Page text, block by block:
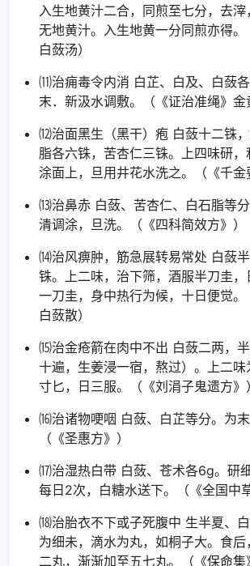
入生地黄汁二合，同煎至七分，去
无地黄汁。入生地黄一分同煎亦得。
白蔹汤）
⑾治痈毒令内消 白芷、白及、白蔹
末．新汲水调敷。（《证治准绳》金
⑿治面黑生（黑干）疱 白蔹十二铢
脂各六铢，苦杏仁三铢。上四味研
涂面上，旦用井花水洗之。（《千金
⒀治鼻赤 白蔹、苦杏仁、白石脂等
清调涂，旦洗。（《四科简效方》）
⒁治风痹肿，筋急展转易常处 白蔹
铢。上二味，治下筛，酒服半刀圭
一刀圭，身中热行为候，十日便觉。
白蔹散）
⒂治金疮箭在肉中不出 白蔹二两，
十遍，生姜浸一宿，熬过）。上二
寸匕，日三服。（《刘涓子鬼遗方》）
⒃治诸物哽咽 白蔹、白芷等分。为末
（《圣惠方》）
⒄治湿热白带 白蔹、苍术各6g。研
每日2次，白糖水送下。（《全国中
⒅治胎衣不下或子死腹中 生半夏、
为细未，滴水为丸，如桐子大。食
二丸，渐渐加至五七丸。（《保命集